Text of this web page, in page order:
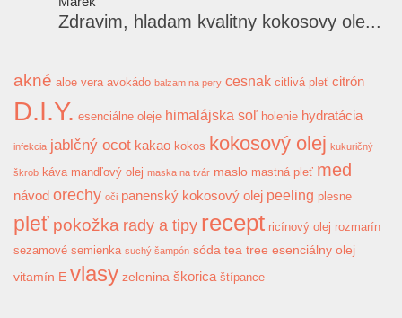
Zdravim, hladam kvalitny kokosovy ole...
akné aloe vera avokádo balzam na pery cesnak citlivá pleť citrón
D.I.Y. esenciálne oleje himalájska soľ holenie hydratácia
infekcia jablčný ocot kakao kokos kokosový olej kukuričný
škrob káva mandľový olej maska na tvár maslo mastná pleť med
návod orechy oči panenský kokosový olej peeling plesne
pleť pokožka rady a tipy recept ricínový olej rozmarín
sezamové semienka suchý šampón sóda tea tree esenciálny olej
vitamín E vlasy zelenina škorica štípance